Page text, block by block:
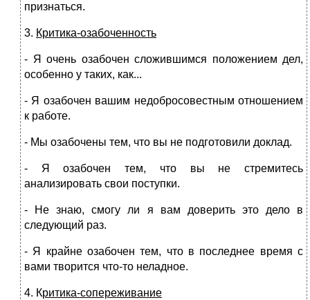
признаться.
3. Критика-озабоченность
- Я очень озабочен сложившимся положением дел,
особенно у таких, как...
- Я озабочен вашим недобросовестным отношением
к работе.
- Мы озабочены тем, что вы не подготовили доклад.
- Я озабочен тем, что вы не стремитесь
анализировать свои по­ступки.
- Не знаю, смогу ли я вам доверить это дело в
следующий раз.
- Я крайне озабочен тем, что в последнее время с
вами творит­ся что-то неладное.
4. Критика-сопереживание